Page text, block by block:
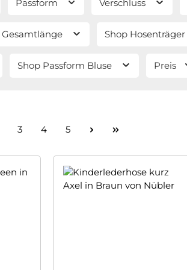
Passform Verschluss
Gesamtlänge Shop Hosenträger
Shop Passform Bluse Preis
Seite
3 Seite
4 Seite
5